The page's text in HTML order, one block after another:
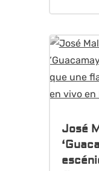
José